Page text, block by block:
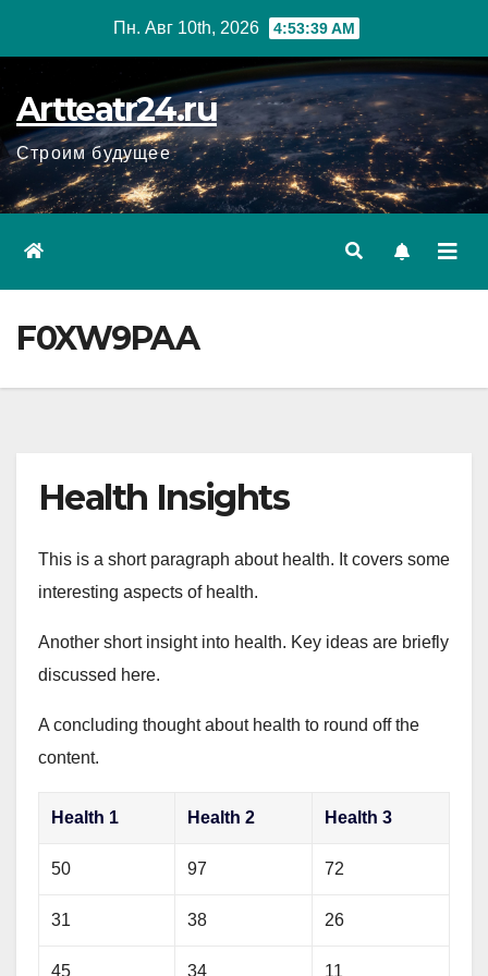
Пн. Авг 10th, 2026 4:53:40 AM
Artteatr24.ru
Строим будущее
F0XW9PAA
Health Insights
This is a short paragraph about health. It covers some
interesting aspects of health.
Another short insight into health. Key ideas are briefly
discussed here.
A concluding thought about health to round off the
content.
Health 1 Health 2 Health 3
50 97 72
31 38 26
45 34 11